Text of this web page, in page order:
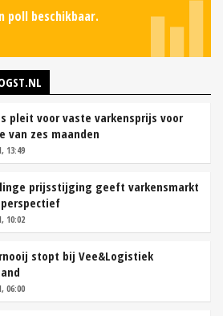
poll beschikbaar.
pleit voor vaste varkensprijs voor
van zes maanden
13:49
prijsstijging geeft varkensmarkt
10:02
stopt bij Vee&Logistiek
06:00